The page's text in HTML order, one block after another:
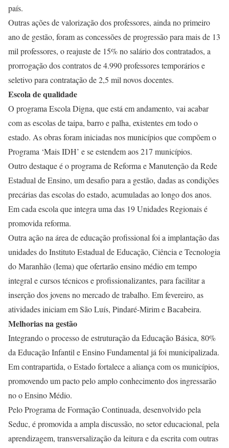
país.
Outras ações de valorização dos professores, ainda no primeiro
ano de gestão, foram as concessões de progressão para mais de 13
mil professores, o reajuste de 15% no salário dos contratados, a
prorrogação dos contratos de 4.990 professores temporários e
seletivo para contratação de 2,5 mil novos docentes.
Escola de qualidade
O programa Escola Digna, que está em andamento, vai acabar
com as escolas de taipa, barro e palha, existentes em todo o
estado. As obras foram iniciadas nos municípios que compõem o
Programa ‘Mais IDH’ e se estendem aos 217 municípios.
Outro destaque é o programa de Reforma e Manutenção da Rede
Estadual de Ensino, um desafio para a gestão, dadas as condições
precárias das escolas do estado, acumuladas ao longo dos anos.
Em cada escola que integra uma das 19 Unidades Regionais é
promovida reforma.
Outra ação na área de educação profissional foi a implantação das
unidades do Instituto Estadual de Educação, Ciência e Tecnologia
do Maranhão (Iema) que ofertarão ensino médio em tempo
integral e cursos técnicos e profissionalizantes, para facilitar a
inserção dos jovens no mercado de trabalho. Em fevereiro, as
atividades iniciam em São Luís, Pindaré-Mirim e Bacabeira.
Melhorias na gestão
Integrando o processo de estruturação da Educação Básica, 80%
da Educação Infantil e Ensino Fundamental já foi municipalizada.
Em contrapartida, o Estado fortalece a aliança com os municípios,
promovendo um pacto pelo amplo conhecimento dos ingressarão
no o Ensino Médio.
Pelo Programa de Formação Continuada, desenvolvido pela
Seduc, é promovida a ampla discussão, no setor educacional, pela
aprendizagem, transversalização da leitura e da escrita com outras